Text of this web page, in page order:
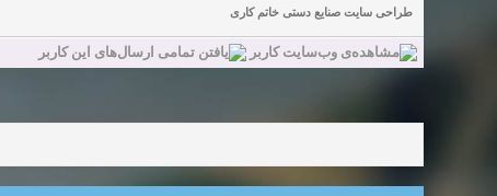
طراحی سایت صنایع دستی خاتم کاری